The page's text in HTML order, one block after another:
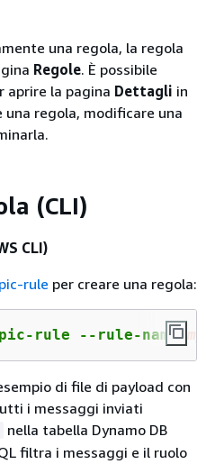
una regola, la regola
Regole. È possibile
aprire la pagina Dettagli in
una regola, modificare una
(CLI)
CLI)
rule per creare una regola:
rule --rule-name
di file di payload con
i messaggi inviati
nella tabella Dynamo DB
filtra i messaggi e il ruolo